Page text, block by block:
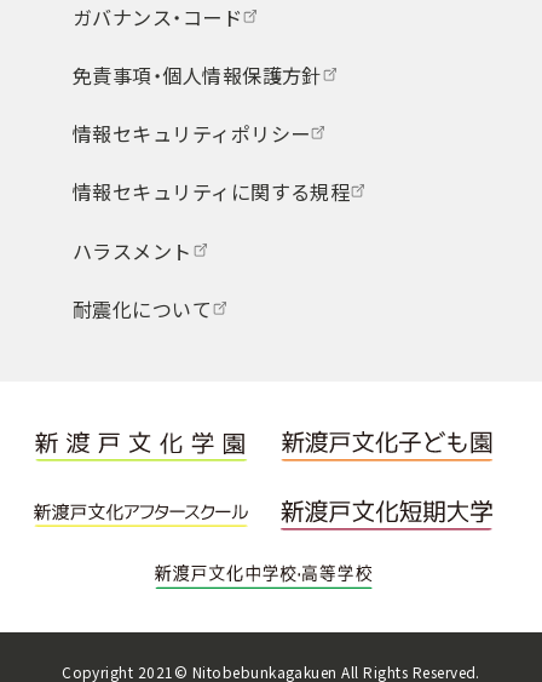
ガバナンス・コード
免責事項・個人情報保護方針
情報セキュリティポリシー
情報セキュリティに関する規程
ハラスメント
耐震化について
Copyright 2021© Nitobebunkagakuen All Rights Reserved.